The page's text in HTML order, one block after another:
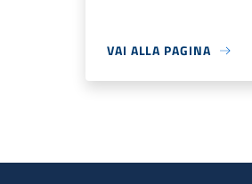
VAI ALLA PAGINA